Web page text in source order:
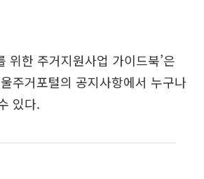
위한 주거지원사업 가이드북’은
주거포털의 공지사항에서 누구나
있다.